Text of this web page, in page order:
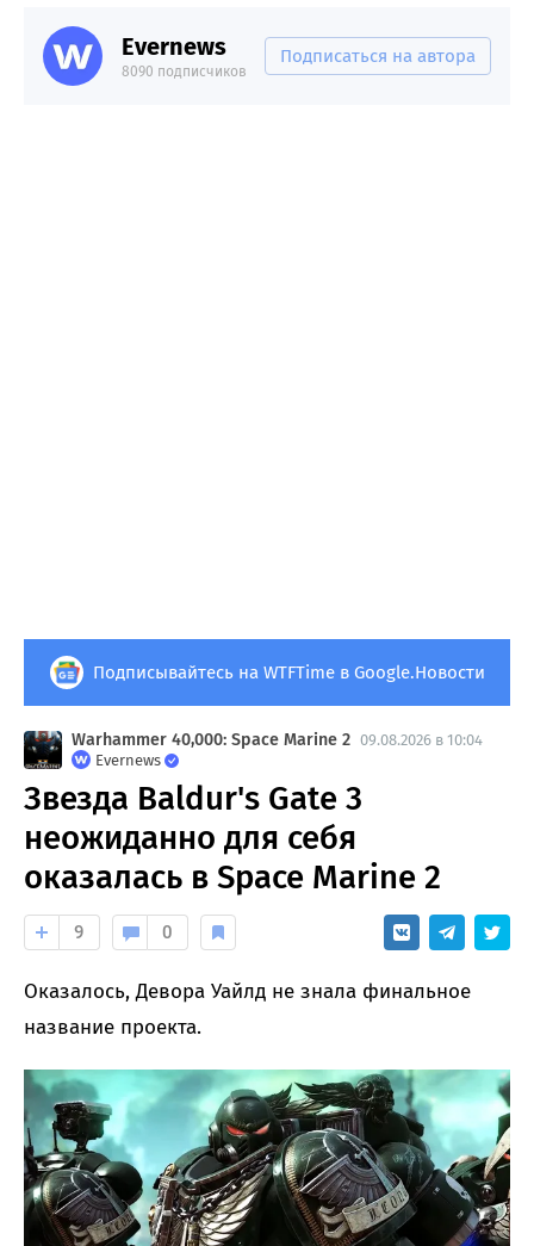
Evernews
8090 подписчиков
Подписаться на автора
Подписывайтесь на WTFTime в Google.Новости
Warhammer 40,000: Space Marine 2 09.08.2026 в 10:04
Evernews
Звезда Baldur's Gate 3
неожиданно для себя
оказалась в Space Marine 2
9 0
Оказалось, Девора Уайлд не знала финальное
название проекта.